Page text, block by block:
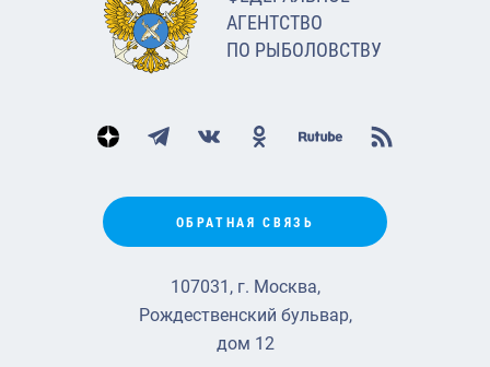
АГЕНТСТВО
ПО РЫБОЛОВСТВУ
ОБРАТНАЯ СВЯЗЬ
107031, г. Москва,
Рождественский бульвар,
дом 12